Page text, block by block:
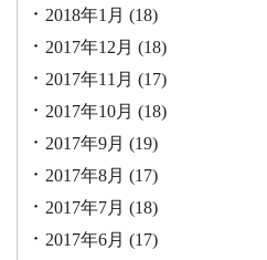
2018年1月 (18)
2017年12月 (18)
2017年11月 (17)
2017年10月 (18)
2017年9月 (19)
2017年8月 (17)
2017年7月 (18)
2017年6月 (17)